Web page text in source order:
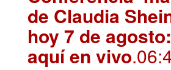
de Claudia
hoy 7 de
aquí en vivo